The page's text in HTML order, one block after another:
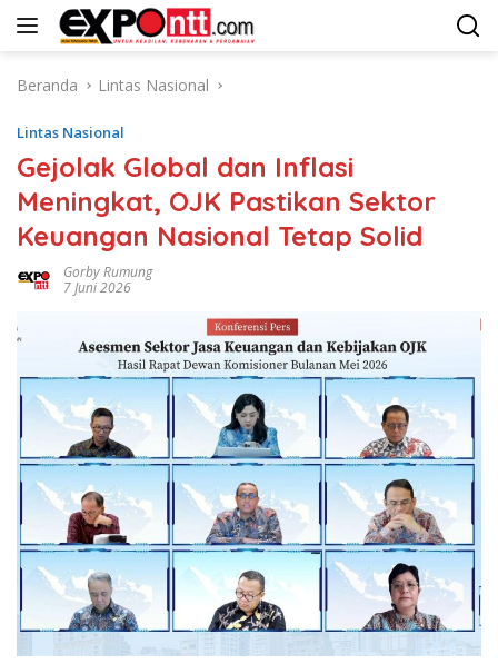
Langsung
Beranda
Lintas Nasional
Lintas Nasional
Gejolak Global dan Inflasi
Meningkat, OJK Pastikan Sektor
Keuangan Nasional Tetap Solid
Gorby Rumung
7 Juni 2026